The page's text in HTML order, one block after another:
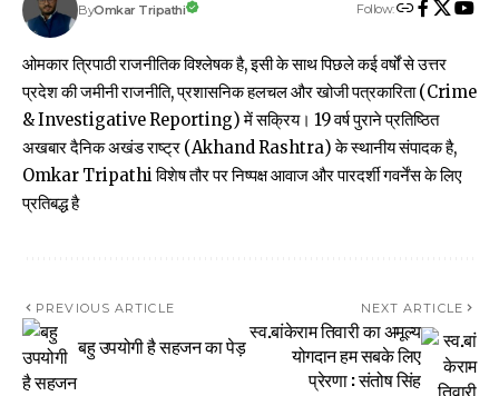
ByOmkar Tripathi Follow:
ओमकार त्रिपाठी राजनीतिक विश्लेषक है, इसी के साथ पिछले कई वर्षों से उत्तर
प्रदेश की जमीनी राजनीति, प्रशासनिक हलचल और खोजी पत्रकारिता (Crime
& Investigative Reporting) में सक्रिय। 19 वर्ष पुराने प्रतिष्ठित
अखबार दैनिक अखंड राष्ट्र (Akhand Rashtra) के स्थानीय संपादक है,
Omkar Tripathi विशेष तौर पर निष्पक्ष आवाज और पारदर्शी गवर्नेंस के लिए
प्रतिबद्ध है
PREVIOUS ARTICLE
बहु उपयोगी है सहजन का पेड़
NEXT ARTICLE
स्व.बांकेराम तिवारी का अमूल्य
योगदान हम सबके लिए
प्रेरणा : संतोष सिंह